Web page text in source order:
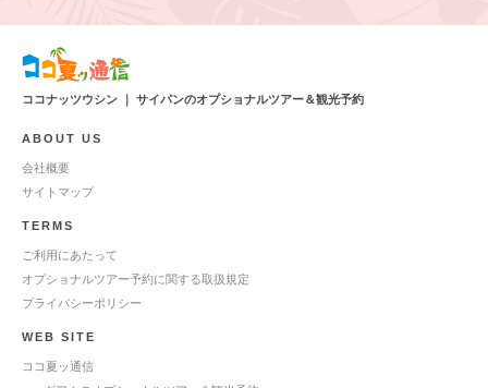
ココナッツウシン ｜ サイパンのオプショナルツアー＆観光予約
ABOUT US
会社概要
サイトマップ
TERMS
ご利用にあたって
オプショナルツアー予約に関する取扱規定
プライバシーポリシー
WEB SITE
ココ夏ッ通信